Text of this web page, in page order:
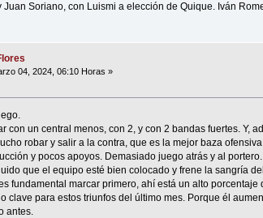
Soriano, con Luismi a elección de Quique. Iván
04, 2024, 06:10 Horas »
con un central menos, con 2, y con 2 bandas fuertes. Y,
robar y salir a la contra, que es la mejor baza
y pocos apoyos. Demasiado juego atrás y al portero.
que el equipo esté bien colocado y frene la sangría
fundamental marcar primero, ahí está un alto
clave para estos triunfos del último mes. Porque él
antes.